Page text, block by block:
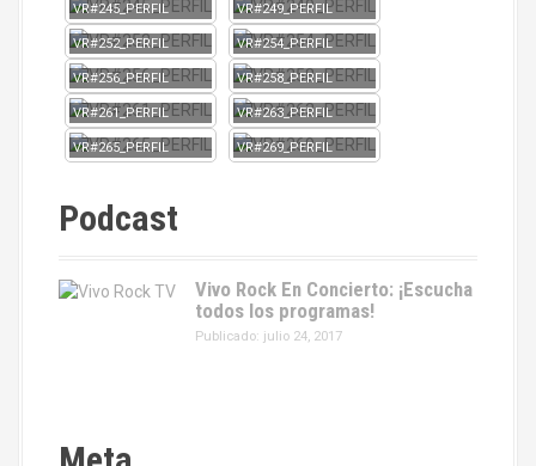
VR#245_PERFIL VR#249_PERFIL
VR#252_PERFIL VR#254_PERFIL
VR#256_PERFIL VR#258_PERFIL
VR#261_PERFIL VR#263_PERFIL
VR#265_PERFIL VR#269_PERFIL
Podcast
Vivo Rock En Concierto: ¡Escucha
todos los programas!
Publicado: julio 24, 2017